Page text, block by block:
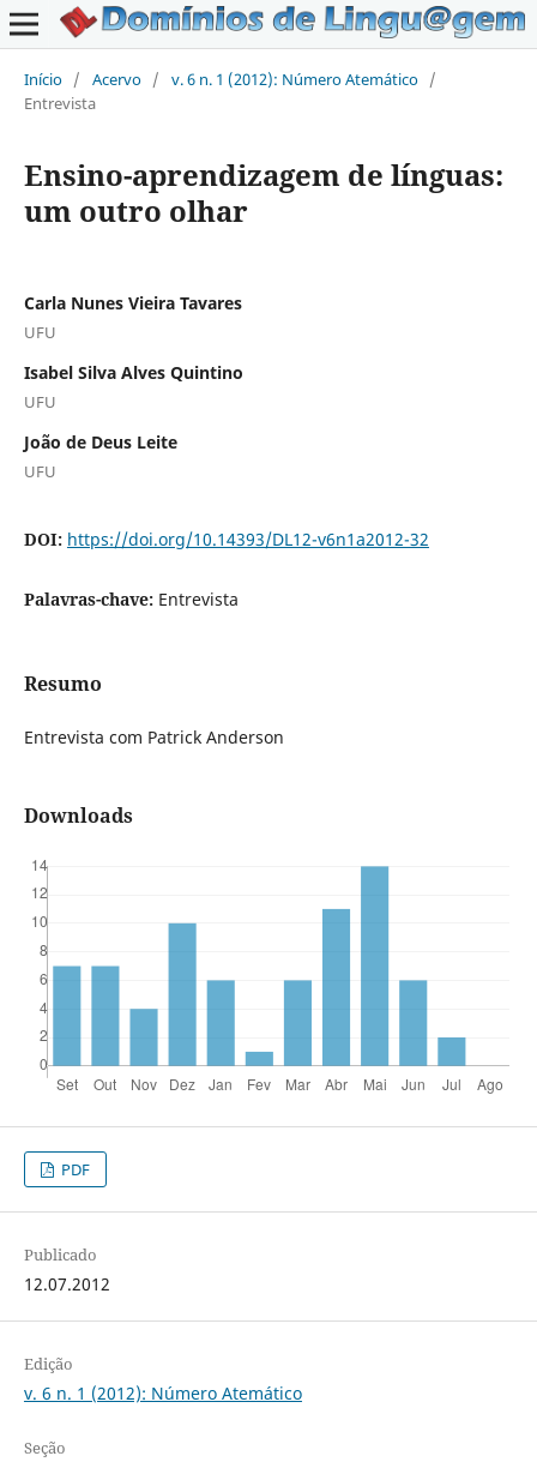
Início / Acervo / v. 6 n. 1 (2012): Número Atemático /
Entrevista
Ensino-aprendizagem de línguas:
um outro olhar
Carla Nunes Vieira Tavares
UFU
Isabel Silva Alves Quintino
UFU
João de Deus Leite
UFU
DOI: https://doi.org/10.14393/DL12-v6n1a2012-32
Palavras-chave: Entrevista
Resumo
Entrevista com Patrick Anderson
Downloads
PDF
Publicado
12.07.2012
Edição
v. 6 n. 1 (2012): Número Atemático
Seção